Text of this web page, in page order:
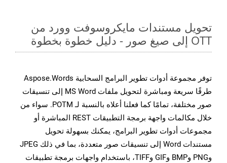
تحويل مستندات مايكروسوفت وورد من
OTT إلى صيغ صور - دليل خطوة بخطوة
توفر مجموعة أدوات تطوير البرامج السحابية Aspose.Words
طرقًا سريعة ومباشرة لتحويل ملفات MS Word إلى تنسيقات
صور مختلفة، تمامًا كما فعلنا أعلاه بالنسبة لـ POTM. سواء من
خلال مكالمات واجهة برمجة التطبيقات REST المباشرة أو
مجموعات أدوات تطوير البرامج، يمكنك بسهولة تحويل
مستندات Word إلى تنسيقات صور متعددة، بما في ذلك JPEG
وPNG وBMP وGIF وTIFF، باستخدام واجهات برمجة تطبيقات